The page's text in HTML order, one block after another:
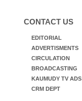
CONTACT US
EDITORIAL
ADVERTISMENTS
CIRCULATION
BROADCASTING
KAUMUDY TV ADS
CRM DEPT